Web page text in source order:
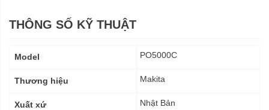
THÔNG SỐ KỸ THUẬT
kỹ
Model PO5000C
Thương hiệu Makita
Xuất xứ Nhật Bản